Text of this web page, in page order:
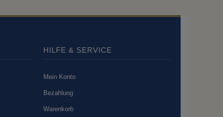
HILFE & SERVICE
Mein Konto
Bezahlung
Warenkorb